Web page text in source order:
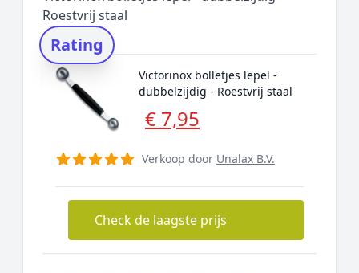
Roestvrij staal
Rating
Victorinox bolletjes lepel -
dubbelzijdig - Roestvrij staal
€ 7,95
Verkoop door Unalax B.V.
Check de laagste prijs